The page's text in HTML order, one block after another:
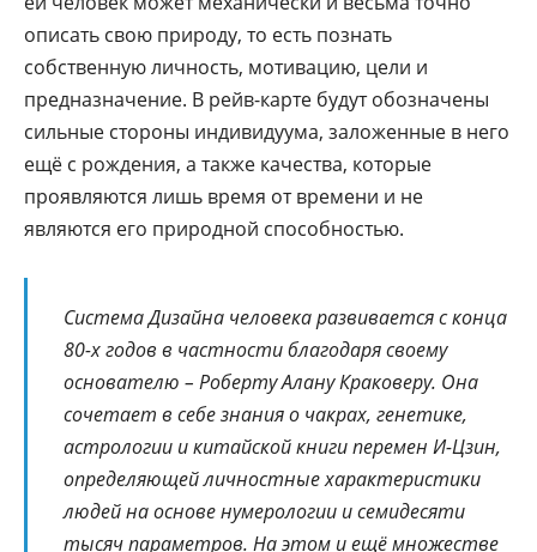
описать свою природу, то есть познать
собственную личность, мотивацию, цели и
предназначение. В рейв-карте будут обозначены
сильные стороны индивидуума, заложенные в него
ещё с рождения, а также качества, которые
проявляются лишь время от времени и не
являются его природной способностью.
Система Дизайна человека развивается с конца
80-х годов в частности благодаря своему
основателю – Роберту Алану Краковеру. Она
сочетает в себе знания о чакрах, генетике,
астрологии и китайской книги перемен И-Цзин,
определяющей личностные характеристики
людей на основе нумерологии и семидесяти
тысяч параметров. На этом и ещё множестве